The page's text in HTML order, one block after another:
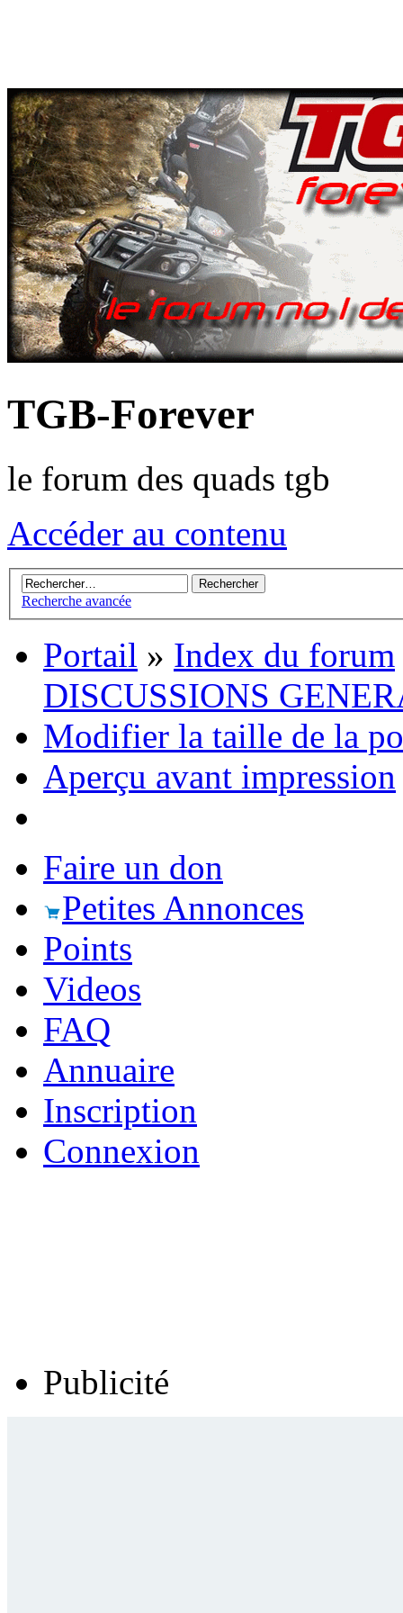
TGB-Forever
le forum des quads tgb
Accéder au contenu
Recherche avancée
Portail » Index du forum
DISCUSSIONS
Modifier la taille de la
Aperçu avant impression
Faire un don
Petites Annonces
Points
Videos
FAQ
Annuaire
Inscription
Connexion
Publicité